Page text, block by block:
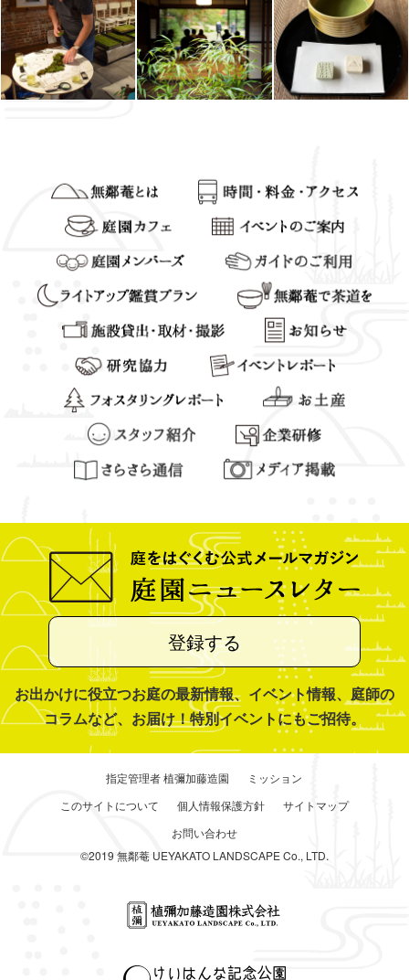
登録する
お出かけに役立つお庭の最新情報、イベント情報、庭師の
コラムなど、お届け！特別イベントにもご招待。
指定管理者 植彌加藤造園
ミッション
このサイトについて
個人情報保護方針
サイトマップ
お問い合わせ
©2019 無鄰菴 UEYAKATO LANDSCAPE Co., LTD.